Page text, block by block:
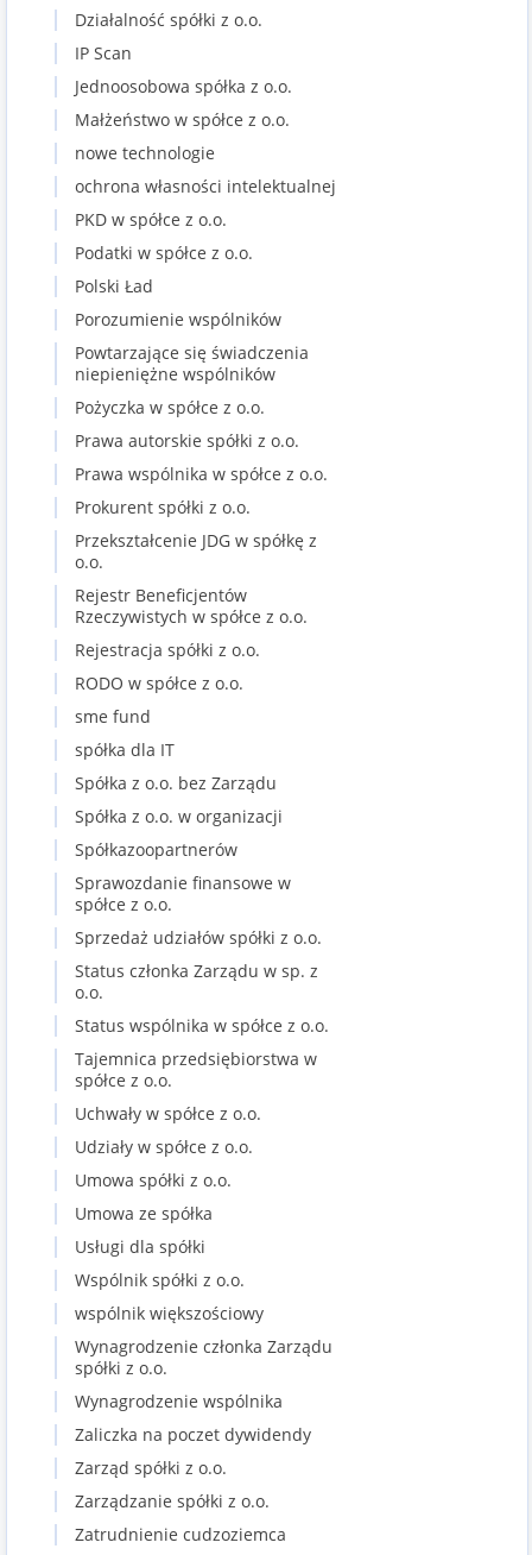
Działalność spółki z o.o.
IP Scan
Jednoosobowa spółka z o.o.
Małżeństwo w spółce z o.o.
nowe technologie
ochrona własności intelektualnej
PKD w spółce z o.o.
Podatki w spółce z o.o.
Polski Ład
Porozumienie wspólników
Powtarzające się świadczenia
niepieniężne wspólników
Pożyczka w spółce z o.o.
Prawa autorskie spółki z o.o.
Prawa wspólnika w spółce z o.o.
Prokurent spółki z o.o.
Przekształcenie JDG w spółkę z
o.o.
Rejestr Beneficjentów
Rzeczywistych w spółce z o.o.
Rejestracja spółki z o.o.
RODO w spółce z o.o.
sme fund
spółka dla IT
Spółka z o.o. bez Zarządu
Spółka z o.o. w organizacji
Spółkazoopartnerów
Sprawozdanie finansowe w
spółce z o.o.
Sprzedaż udziałów spółki z o.o.
Status członka Zarządu w sp. z
o.o.
Status wspólnika w spółce z o.o.
Tajemnica przedsiębiorstwa w
spółce z o.o.
Uchwały w spółce z o.o.
Udziały w spółce z o.o.
Umowa spółki z o.o.
Umowa ze spółka
Usługi dla spółki
Wspólnik spółki z o.o.
wspólnik większościowy
Wynagrodzenie członka Zarządu
spółki z o.o.
Wynagrodzenie wspólnika
Zaliczka na poczet dywidendy
Zarząd spółki z o.o.
Zarządzanie spółki z o.o.
Zatrudnienie cudzoziemca